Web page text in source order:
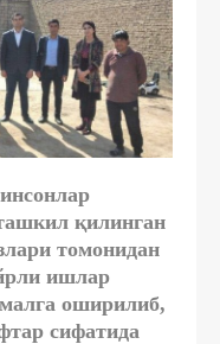
қилинган
томонидан
ишлар
оширилиб,
сифатида